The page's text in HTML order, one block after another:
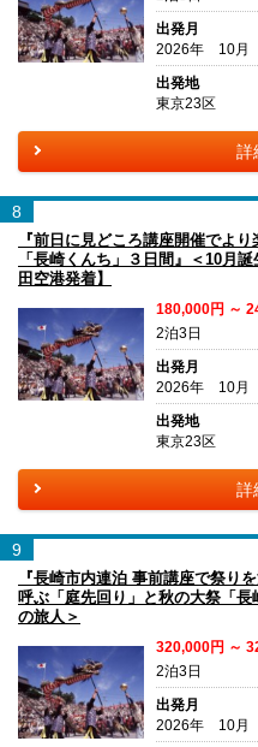
出発月
2026年 10月
出発地
東京23区
詳
8
『前日に見どころ講座開催でよ
「長崎くんち」３日間』＜10月
田空港発着】
180,000円 ～
2泊3日
出発月
2026年 10月
出発地
東京23区
詳
9
『長崎市内連泊 事前講座で祭
呼ぶ「庭先回り」と秋の大祭「
の旅人＞
320,000円 ～
2泊3日
出発月
2026年 10月